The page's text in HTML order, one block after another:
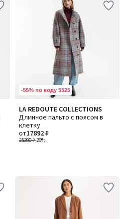
-55% по коду 5525
LA REDOUTE COLLECTIONS
Длинное пальто с поясом в
клетку
25200 ₽-29%
от17892 ₽